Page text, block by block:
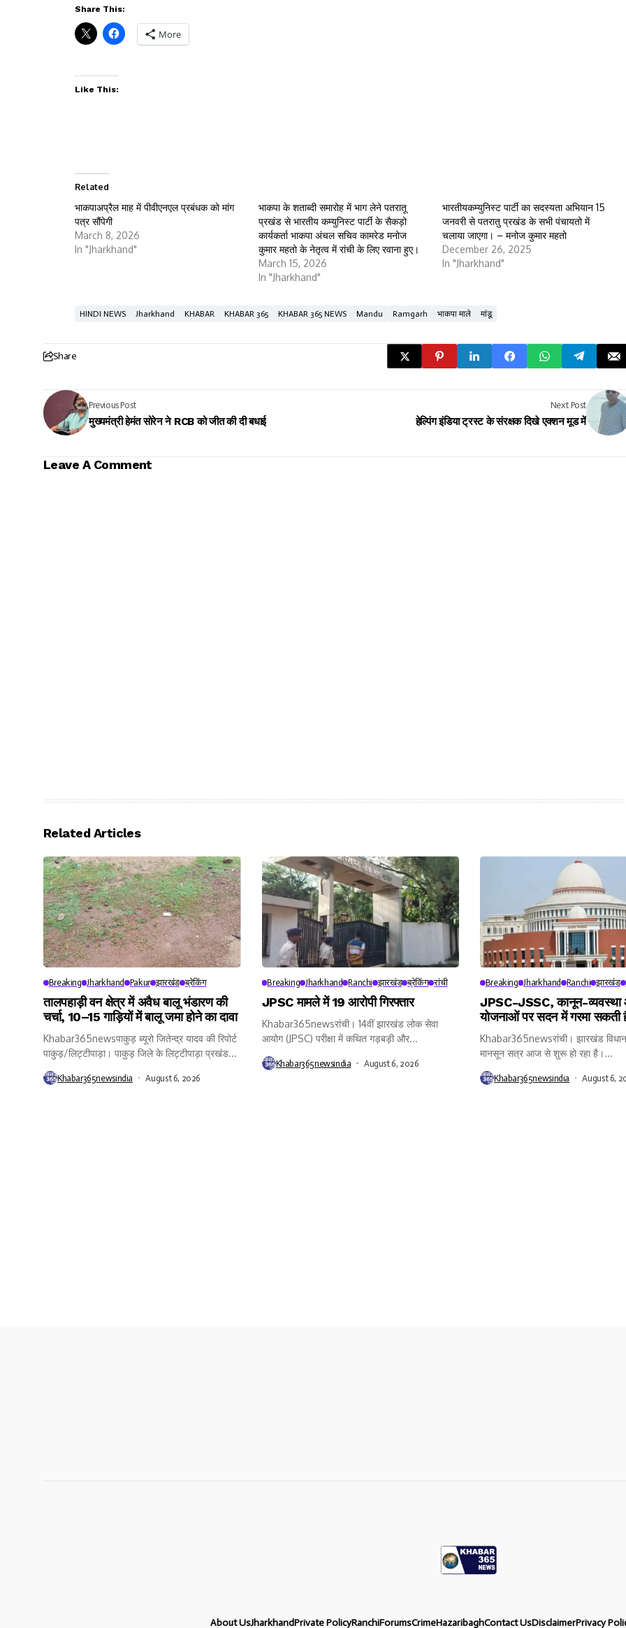
Share This:
More
Like This:
Related
भाकपाअप्रैल माह में पीवीएनएल प्रबंधक को मांग
पत्र सौंपेगी
March 8, 2026
In "Jharkhand"
भाकपा के शताब्दी समारोह में भाग लेने पतरातू
प्रखंड से भारतीय कम्युनिस्ट पार्टी के सैकड़ो
कार्यकर्ता भाकपा अंचल सचिव कामरेड मनोज
कुमार महतो के नेतृत्व में रांची के लिए रवाना हुए।
March 15, 2026
In "Jharkhand"
भारतीयकम्युनिस्ट पार्टी का सदस्यता अभियान 15
जनवरी से पतरातु प्रखंड के सभी पंचायतो में
चलाया जाएगा। – मनोज कुमार महतो
December 26, 2025
In "Jharkhand"
HINDI NEWS Jharkhand KHABAR KHABAR 365 KHABAR 365 NEWS Mandu Ramgarh भाकपा माले मांडू
Share
Previous Post
मुख्यमंत्री हेमंत सोरेन ने RCB को जीत की दी बधाई
Next Post
हेल्पिंग इंडिया ट्रस्ट के संरक्षक दिखे एक्शन मूड में
Leave A Comment
Related Articles
Breaking Jharkhand Pakur झारखंड ब्रेकिंग
तालपहाड़ी वन क्षेत्र में अवैध बालू भंडारण की
चर्चा, 10–15 गाड़ियों में बालू जमा होने का दावा
Khabar365newsपाकुड़ ब्यूरो जितेन्द्र यादव की रिपोर्ट
पाकुड़/लिट्टीपाड़ा। पाकुड़ जिले के लिट्टीपाड़ा प्रखंड...
Khabar365newsindia August 6, 2026
Breaking Jharkhand Ranchi झारखंड ब्रेकिंग रांची
JPSC मामले में 19 आरोपी गिरफ्तार
Khabar365newsरांची। 14वीं झारखंड लोक सेवा
आयोग (JPSC) परीक्षा में कथित गड़बड़ी और...
Khabar365newsindia August 6, 2026
Breaking Jharkhand Ranchi झारखंड
JPSC-JSSC, कानून-व्यवस्था
योजनाओं पर सदन में गरमा सकती
Khabar365newsरांची। झारखंड
मानसून सत्र आज से शुरू हो रहा है।...
Khabar365newsindia August 6,
About UsJharkhandPrivate PolicyRanchiForumsCrimeHazaribaghContact UsDisclaimerPrivacy